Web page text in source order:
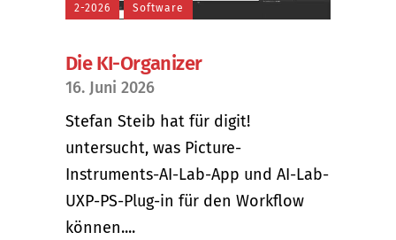
2-2026 Software
Die KI-Organizer
16. Juni 2026
Stefan Steib hat für digit!
untersucht, was Picture-
Instruments-AI-Lab-App und AI-Lab-
UXP-PS-Plug-in für den Workflow
können....